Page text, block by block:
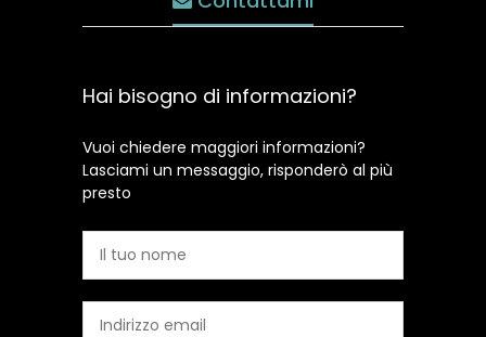
Hai bisogno di informazioni?
Vuoi chiedere maggiori informazioni?
Lasciami un messaggio, risponderò al più
presto